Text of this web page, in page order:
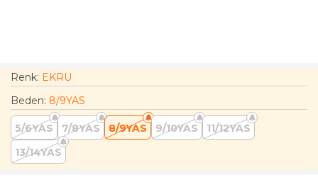
Renk: EKRU
Beden: 8/9YAS
5/6YAS 7/8YAS 8/9YAS 9/10YAS
11/12YAS
13/14YAS